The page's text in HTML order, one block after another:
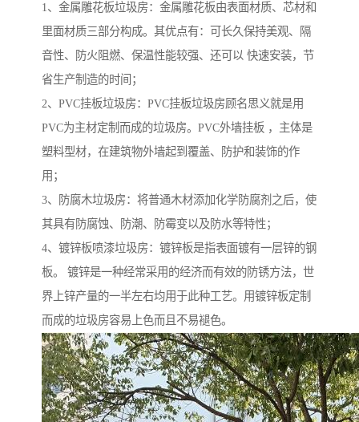
1、金属雕花板垃圾房：金属雕花板由表面材质、芯材和
里面材质三部分构成。其优点有：可长久保持美观、隔
音性、防火阻燃、保温性能较强、还可以 快速安装，节
省生产制造的时间；
2、PVC挂板垃圾房：PVC挂板垃圾房顾名思义就是用
PVC为主材定制而成的垃圾房。PVC外墙挂板 ，主体是
塑料型材，在建筑物外墙起到覆盖、防护和装饰的作
用；
3、防腐木垃圾房：将普通木材添加化学防腐剂之后，使
其具有防腐蚀、防潮、防霉变以及防水等特性；
4、镀锌板喷漆垃圾房：镀锌板是指表面镀有一层锌的钢
板。 镀锌是一种经常采用的经济而有效的防锈方法，世
界上锌产量的一半左右均用于此种工艺。用镀锌板定制
而成的垃圾房容易上色而且不易褪色。